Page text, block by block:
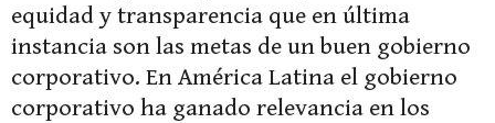
equidad y transparencia que en última
instancia son las metas de un buen gobierno
corporativo. En América Latina el gobierno
corporativo ha ganado relevancia en los